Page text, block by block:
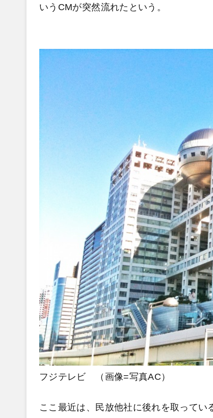
いうCMが突然流れたという。
フジテレビ （画像=写真AC）
ここ最近は、民放他社に後れを取ってい